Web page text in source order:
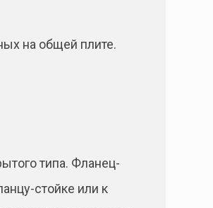
на общей плите.
типа. Фланец-
стойке или к